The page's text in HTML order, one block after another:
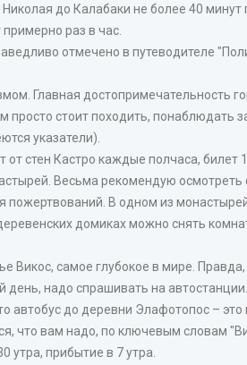
до Калабаки не более 40
раз в час.
отмечено в путеводителе
Главная достопримечательность
стоит походить, понаблюдать
указатели).
стен Кастро каждые полчаса, билет
Весьма рекомендую осмотреть
В одном из
домиках можно снять
Викос, самое глубокое в мире.
надо спрашивать на
до деревни Элафотопос –
что вам надо, по ключевым словам
утра, прибытие в 7 утра.